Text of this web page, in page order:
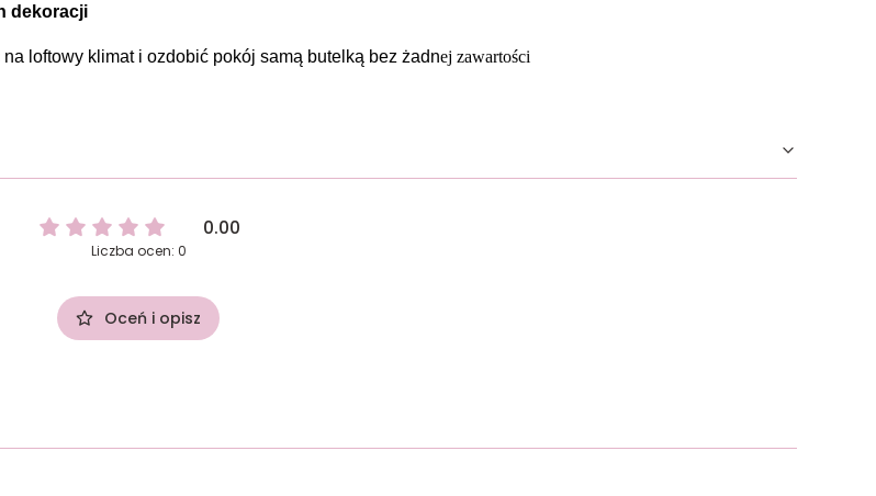
dekoracji
loftowy klimat i ozdobić pokój samą butelką bez żadnej zawartości
0.00
Liczba ocen: 0
Oceń i opisz